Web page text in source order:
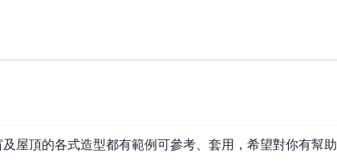
屋頂的各式造型都有範例可參考、套用，希望對你有幫助